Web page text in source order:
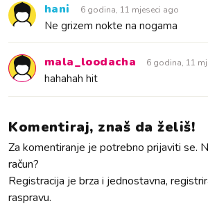
hani 6 godina, 11 mjeseci ago
Ne grizem nokte na nogama
mala_loodacha 6 godina, 11
hahahah hit
Komentiraj, znaš da želiš!
Za komentiranje je potrebno prijaviti se.
račun?
Registracija je brza i jednostavna,
raspravu.